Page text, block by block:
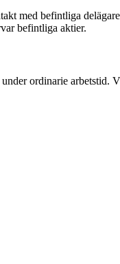
med befintliga delägare
befintliga aktier.
ordinarie arbetstid.